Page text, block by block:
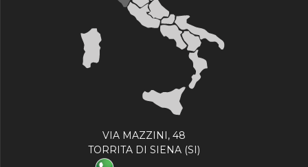
VIA MAZZINI, 48
TORRITA DI SIENA (SI)